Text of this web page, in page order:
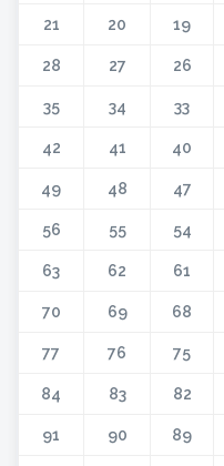
19
20
21
26
27
28
33
34
35
40
41
42
47
48
49
54
55
56
61
62
63
68
69
70
75
76
77
82
83
84
89
90
91